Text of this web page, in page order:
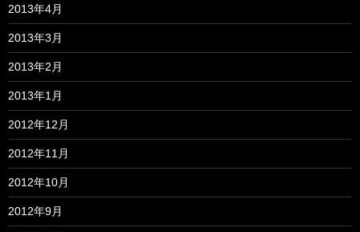
2013年4月
2013年3月
2013年2月
2013年1月
2012年12月
2012年11月
2012年10月
2012年9月